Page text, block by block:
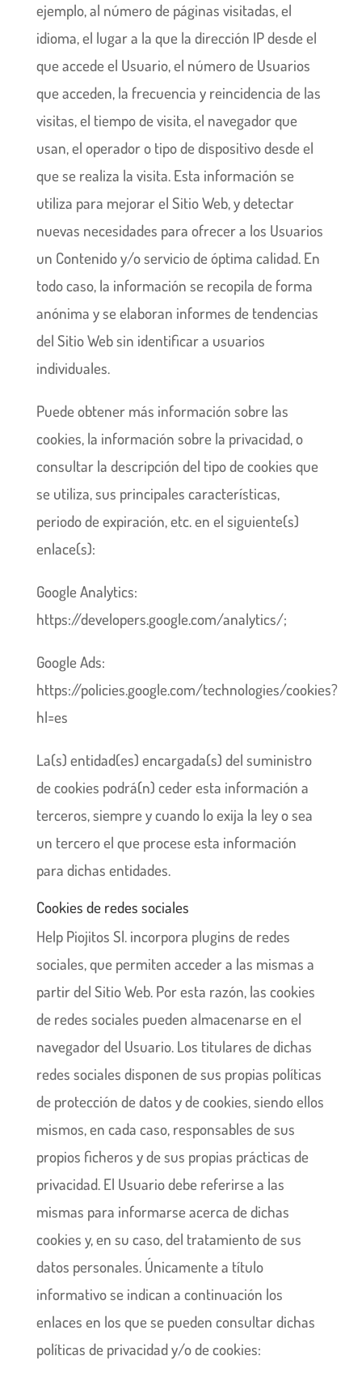
ejemplo, al número de páginas visitadas, el
idioma, el lugar a la que la dirección IP desde el
que accede el Usuario, el número de Usuarios
que acceden, la frecuencia y reincidencia de las
visitas, el tiempo de visita, el navegador que
usan, el operador o tipo de dispositivo desde el
que se realiza la visita. Esta información se
utiliza para mejorar el Sitio Web, y detectar
nuevas necesidades para ofrecer a los Usuarios
un Contenido y/o servicio de óptima calidad. En
todo caso, la información se recopila de forma
anónima y se elaboran informes de tendencias
del Sitio Web sin identificar a usuarios
individuales.
Puede obtener más información sobre las
cookies, la información sobre la privacidad, o
consultar la descripción del tipo de cookies que
se utiliza, sus principales características,
periodo de expiración, etc. en el siguiente(s)
enlace(s):
Google Analytics:
https://developers.google.com/analytics/;
Google Ads:
https://policies.google.com/technologies/cookies?
hl=es
La(s) entidad(es) encargada(s) del suministro
de cookies podrá(n) ceder esta información a
terceros, siempre y cuando lo exija la ley o sea
un tercero el que procese esta información
para dichas entidades.
Cookies de redes sociales
Help Piojitos Sl. incorpora plugins de redes
sociales, que permiten acceder a las mismas a
partir del Sitio Web. Por esta razón, las cookies
de redes sociales pueden almacenarse en el
navegador del Usuario. Los titulares de dichas
redes sociales disponen de sus propias políticas
de protección de datos y de cookies, siendo ellos
mismos, en cada caso, responsables de sus
propios ficheros y de sus propias prácticas de
privacidad. El Usuario debe referirse a las
mismas para informarse acerca de dichas
cookies y, en su caso, del tratamiento de sus
datos personales. Únicamente a título
informativo se indican a continuación los
enlaces en los que se pueden consultar dichas
políticas de privacidad y/o de cookies: